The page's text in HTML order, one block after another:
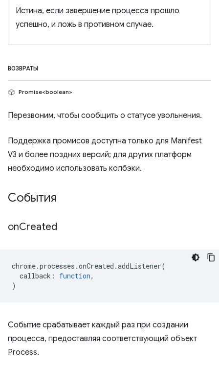
Истина, если завершение процесса прошло
успешно, и ложь в противном случае.
ВОЗВРАТЫ
Promise<boolean>
Перезвоним, чтобы сообщить о статусе увольнения.
Поддержка промисов доступна только для Manifest
V3 и более поздних версий; для других платформ
необходимо использовать колбэки.
События
onCreated
chrome.processes .onCreated .addListener(
callback : function,
)
Событие срабатывает каждый раз при создании
процесса, предоставляя соответствующий объект
Process.